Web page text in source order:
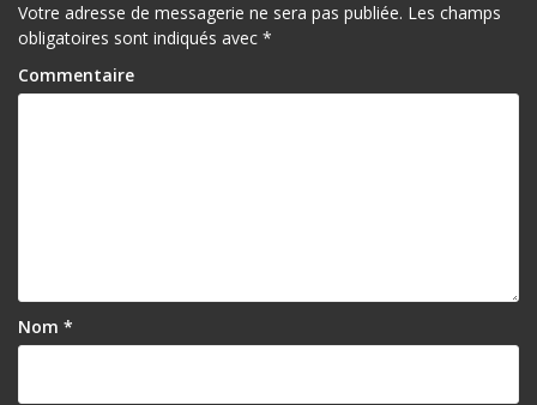
Votre adresse de messagerie ne sera pas publiée. Les champs
obligatoires sont indiqués avec *
Commentaire
Nom *